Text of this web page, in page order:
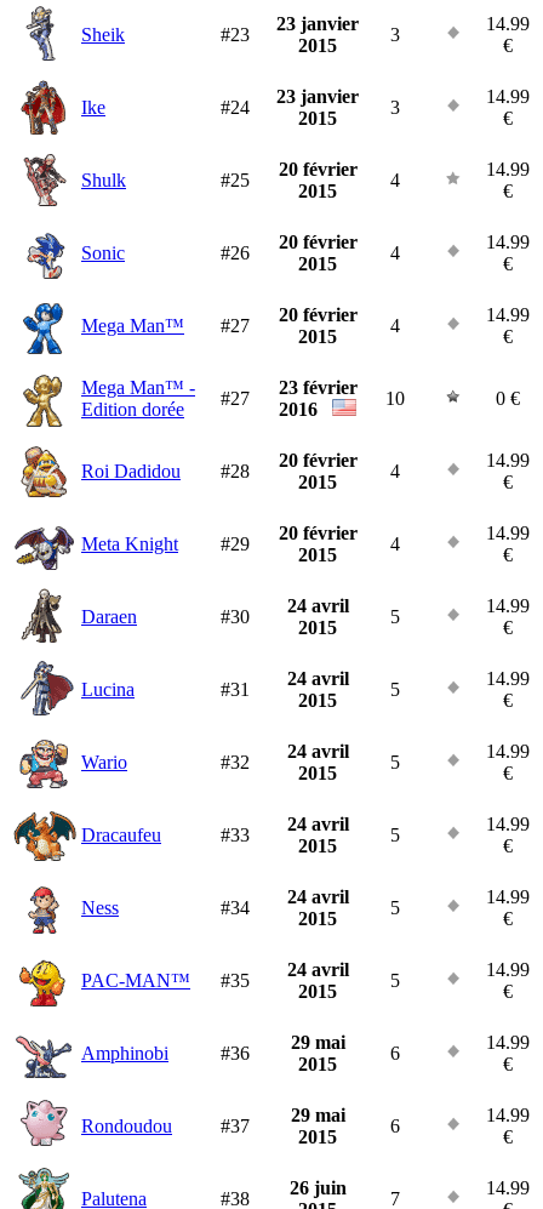
Sheik #23
23 janvier
2015
3
14.99
€
Ike #24
23 janvier
2015
3
14.99
€
Shulk #25
20 février
2015
4
14.99
€
Sonic #26
20 février
2015
4
14.99
€
Mega Man™ #27
20 février
2015
4
14.99
€
Mega Man™ -
Edition dorée
#27
23 février
2016
10 0 €
Roi Dadidou #28
20 février
2015
4
14.99
€
Meta Knight #29
20 février
2015
4
14.99
€
Daraen #30
24 avril
2015
5
14.99
€
Lucina #31
24 avril
2015
5
14.99
€
Wario #32
24 avril
2015
5
14.99
€
Dracaufeu #33
24 avril
2015
5
14.99
€
Ness #34
24 avril
2015
5
14.99
€
PAC-MAN™ #35
24 avril
2015
5
14.99
€
Amphinobi #36
29 mai
2015
6
14.99
€
Rondoudou #37
29 mai
2015
6
14.99
€
Palutena #38
26 juin
7
14.99